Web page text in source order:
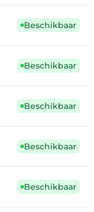
Beschikbaar
Beschikbaar
Beschikbaar
Beschikbaar
Beschikbaar